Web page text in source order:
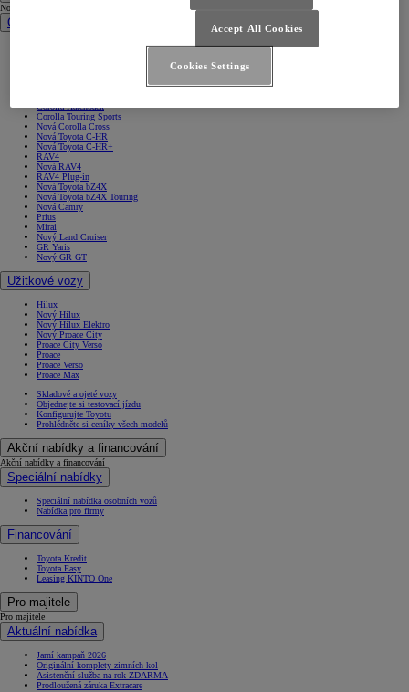
Nová auta
Osobní vozy
Corolla Hatchback
Corolla Touring Sports
Nová Corolla Cross
Nová Toyota C-HR
Nová Toyota C-HR+
RAV4
Nová RAV4
RAV4 Plug-in
Nová Toyota bZ4X
Nová Toyota bZ4X Touring
Nová Camry
Prius
Mirai
Nový Land Cruiser
GR Yaris
Nový GR GT
Užitkové vozy
Hilux
Nový Hilux
Nový Hilux Elektro
Nový Proace City
Proace City Verso
Proace
Proace Verso
Proace Max
Skladové a ojeté vozy
Objednejte si testovací jízdu
Konfigurujte Toyotu
Prohlédněte si ceníky všech modelů
Akční nabídky a financování
Akční nabídky a financování
Speciální nabídky
Speciální nabídka osobních vozů
Nabídka pro firmy
Financování
Toyota Kredit
Toyota Easy
Leasing KINTO One
Pro majitele
Pro majitele
Aktuální nabídka
Jarní kampaň 2026
Originální komplety zimních kol
Asistenční služba na rok ZDARMA
Prodloužená záruka Extracare
Accept All Cookies
Cookies Settings